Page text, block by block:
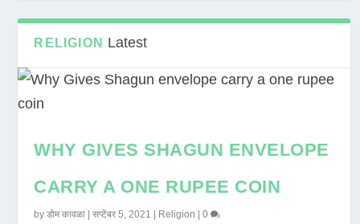
RELIGION Latest
WHY GIVES SHAGUN ENVELOPE
CARRY A ONE RUPEE COIN
byडोम कावळा |सप्टेंबर 5, 2021 Religion |0